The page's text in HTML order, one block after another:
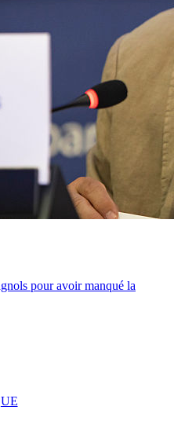
pour avoir manqué la